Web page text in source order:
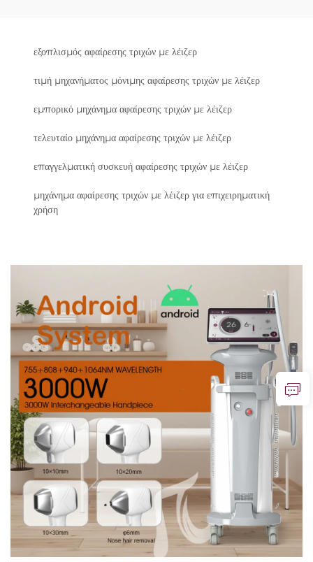
εξοπλισμός αφαίρεσης τριχών με λέιζερ
τιμή μηχανήματος μόνιμης αφαίρεσης τριχών με λέιζερ
εμπορικό μηχάνημα αφαίρεσης τριχών με λέιζερ
τελευταίο μηχάνημα αφαίρεσης τριχών με λέιζερ
επαγγελματική συσκευή αφαίρεσης τριχών με λέιζερ
μηχάνημα αφαίρεσης τριχών με λέιζερ για επιχειρηματική
χρήση